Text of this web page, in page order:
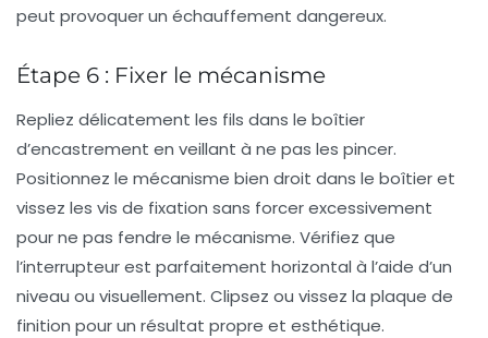
peut provoquer un échauffement dangereux.
Étape 6 : Fixer le mécanisme
Repliez délicatement les fils dans le boîtier
d’encastrement en veillant à ne pas les pincer.
Positionnez le mécanisme bien droit dans le boîtier et
vissez les vis de fixation sans forcer excessivement
pour ne pas fendre le mécanisme. Vérifiez que
l’interrupteur est parfaitement horizontal à l’aide d’un
niveau ou visuellement. Clipsez ou vissez la plaque de
finition pour un résultat propre et esthétique.